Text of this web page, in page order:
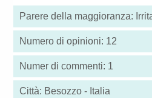
Parere della maggioranza:
Numero di opinioni: 12
Numer di commenti: 1
Città: Besozzo - Italia